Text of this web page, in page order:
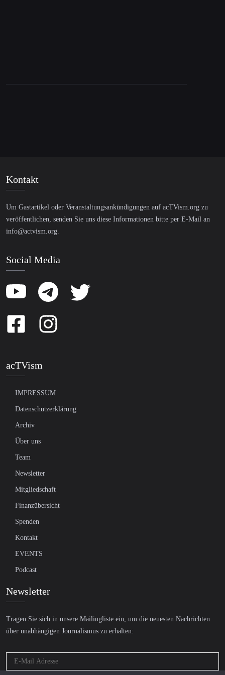
Kontakt
Um Gastartikel oder Veranstaltungsankündigungen auf acTVism.org zu
veröffentlichen, senden Sie uns diese Informationen bitte per E-Mail an
info@actvism.org.
Social Media
acTVism
IMPRESSUM
Datenschutzerklärung
Archiv
Über uns
Team
Newsletter
Mitgliedschaft
Finanzübersicht
Spenden
Kontakt
EVENTS
Podcast
Newsletter
Tragen Sie sich in unsere Mailingliste ein, um die neuesten Nachrichten
über unabhängigen Journalismus zu erhalten: